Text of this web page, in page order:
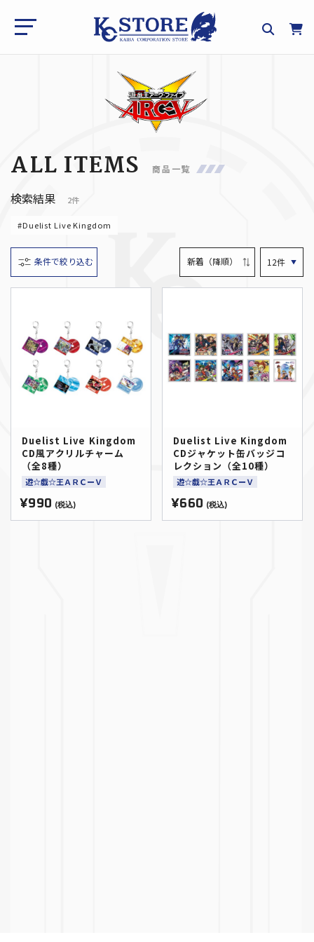
ALL ITEMS 商品一覧
検索結果 2件
#Duelist Live Kingdom
条件で絞り込む
Duelist Live Kingdom
CD風アクリルチャーム
（全8種）
遊☆戯☆王ＡＲＣーＶ
¥990 (税込)
Duelist Live Kingdom
CDジャケット缶バッジコ
レクション（全10種）
遊☆戯☆王ＡＲＣーＶ
¥660 (税込)